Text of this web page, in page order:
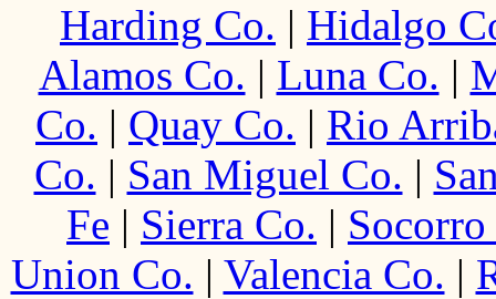
Harding Co. | Hidalgo
Alamos Co. | Luna Co. |
Co. | Quay Co. | Rio
Co. | San Miguel Co. |
Fe | Sierra Co. |
Union Co. | Valencia Co. |